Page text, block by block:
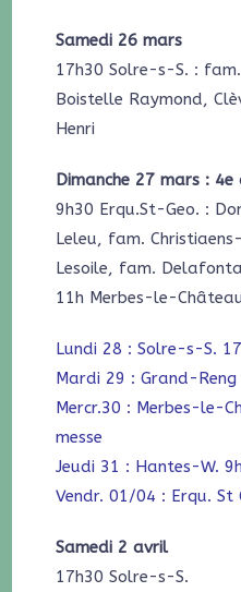
Samedi 26 mars
17h30 Solre-s-S. :
Boistelle Raymond,
Henri
Dimanche 27 mars : 4e
9h30 Erqu.St-Geo. :
Leleu, fam.
Lesoile, fam.
11h Merbes-le-
Lundi 28 : Solre-s-S.
Mardi 29 : Grand-Reng
Mercr.30 : Merbes-le-
messe
Jeudi 31 : Hantes-W.
Vendr. 01/04 : Erqu. St
Samedi 2 avril
17h30 Solre-s-S.